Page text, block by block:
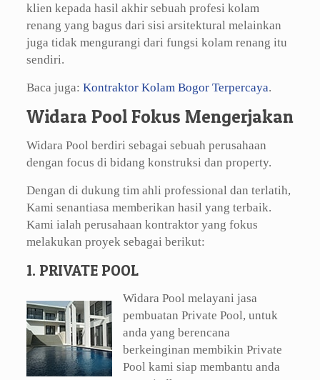
klien kepada hasil akhir sebuah profesi kolam
renang yang bagus dari sisi arsitektural melainkan
juga tidak mengurangi dari fungsi kolam renang itu
sendiri.
Baca juga: Kontraktor Kolam Bogor Terpercaya.
Widara Pool Fokus Mengerjakan
Widara Pool berdiri sebagai sebuah perusahaan
dengan focus di bidang konstruksi dan property.
Dengan di dukung tim ahli professional dan terlatih,
Kami senantiasa memberikan hasil yang terbaik.
Kami ialah perusahaan kontraktor yang fokus
melakukan proyek sebagai berikut:
1. PRIVATE POOL
Widara Pool melayani jasa
pembuatan Private Pool, untuk
anda yang berencana
berkeinginan membikin Private
Pool kami siap membantu anda